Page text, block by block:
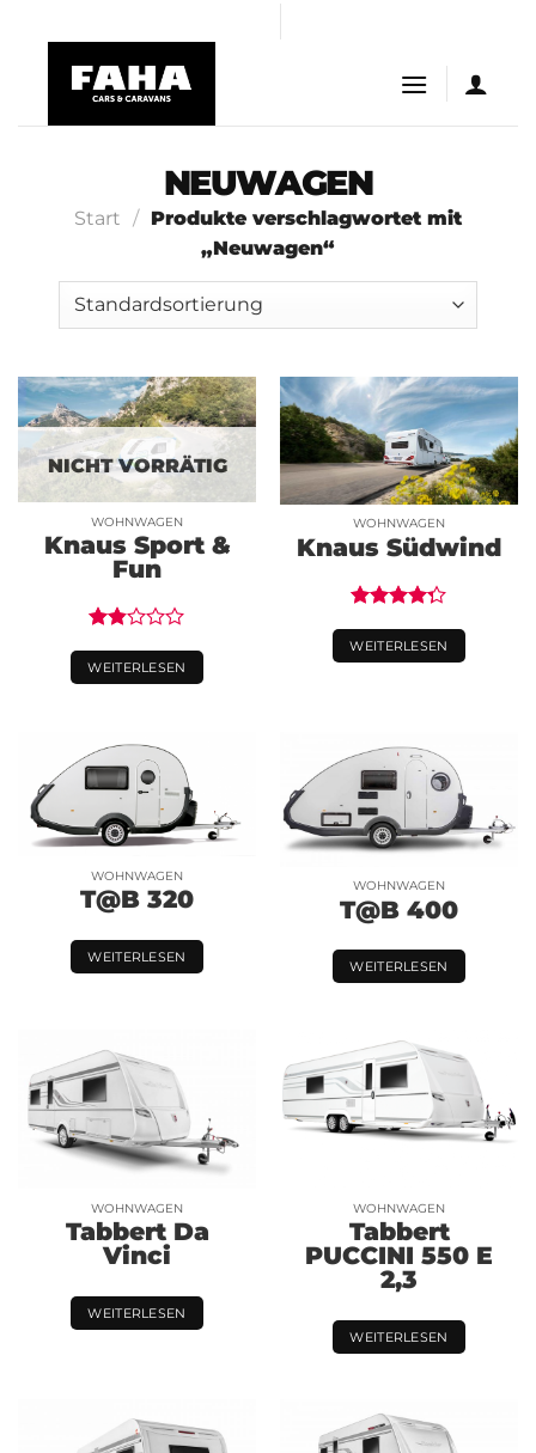
content
NEUWAGEN
Start / Produkte verschlagwortet mit
„Neuwagen“
NICHT VORRÄTIG
WOHNWAGEN
Knaus Sport &
Fun
mit
1.83
WEITERLESEN
WOHNWAGEN
Knaus Südwind
mit4.25
von 5
WEITERLESEN
WOHNWAGEN
T@B 320
WEITERLESEN
WOHNWAGEN
T@B 400
WEITERLESEN
WOHNWAGEN
Tabbert Da
Vinci
WEITERLESEN
WOHNWAGEN
Tabbert
PUCCINI 550 E
2,3
WEITERLESEN